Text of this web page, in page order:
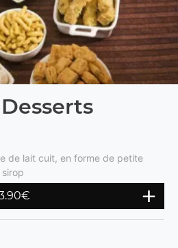
de lait cuit, en forme de petite
€